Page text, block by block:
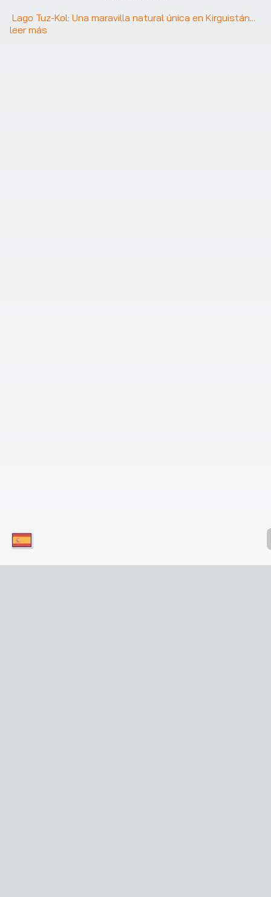
Lago Tuz-Kol: Una maravilla natural única en Kirguistán
leer más